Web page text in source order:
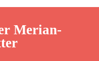
Merian-